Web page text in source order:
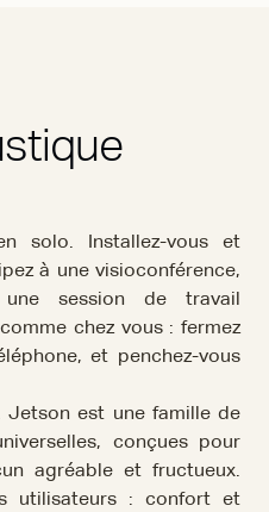
solo. Installez-vous et
à une visioconférence,
session de travail
chez vous : fermez
et penchez-vous
Jetson est une famille de
conçues pour
agréable et fructueux.
utilisateurs : confort et